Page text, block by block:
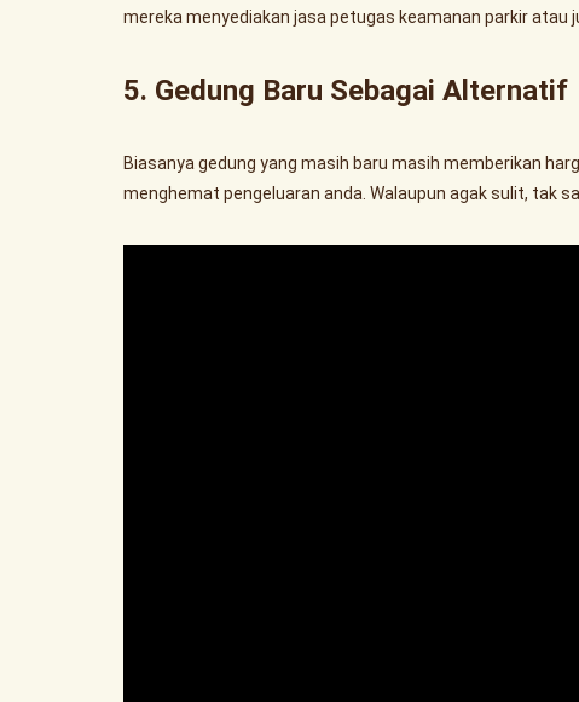
mereka menyediakan jasa petugas keamanan parkir atau
5. Gedung Baru Sebagai Alternatif
Biasanya gedung yang masih baru masih memberikan
menghemat pengeluaran anda. Walaupun agak sulit, tak